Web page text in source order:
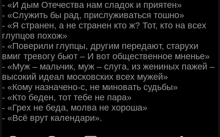
- «И дым Отечества нам сладок и приятен»
- «Служить бы рад, прислуживаться тошно»
- «Я странен, а не странен кто ж? Тот, кто на всех
глупцов похож»
- «Поверили глупцы, другим передают, старухи
вмиг тревогу бьют – И вот общественное мненье»
- «Муж – мальчик, муж – слуга, из жениных пажей –
высокий идеал московских всех мужей»
- «Кому назначено-с, не миновать судьбы»
- «Кто беден, тот тебе не пара»
- «Грех не беда, молва не хороша»
- «Всё врут календари».